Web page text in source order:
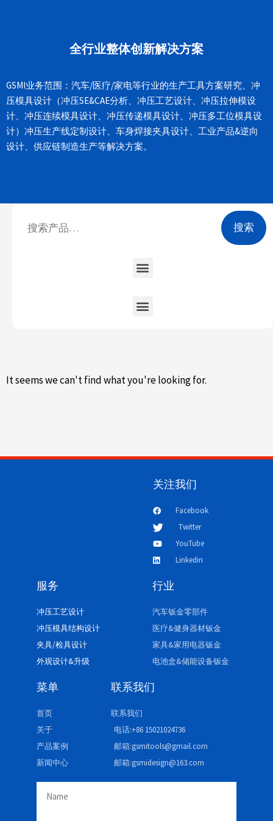
全行业整体创新解决方案
GSMI业务范围：汽车/医疗/家电等行业的生产工具方案研究、冲
压模具设计（冲压SE&CAE分析、冲压工艺设计、冲压拉伸模设
计、冲压连续模具设计、冲压传递模具设计、冲压多工位模具设
计）冲压生产线定制设计、车身焊接夹具设计、工业产品&逆向
设计、供应链制造生产等解决方案。
搜索
It seems we can't find what you're looking for.
关注我们
Facebook
Twitter
YouTube
Linkedin
服务
冲压工艺设计
冲压模具结构设计
夹具/检具设计
外观设计&升级
行业
汽车钣金零部件
医疗&健身器材钣金
家具&家用电器钣金
电池盒&储能设备钣金
菜单
首页
关于
产品案例
新闻中心
联系我们
联系我们
电话:+86 15021024736
邮箱:gsmitools@gmail.com
邮箱:gsmidesign@163.com